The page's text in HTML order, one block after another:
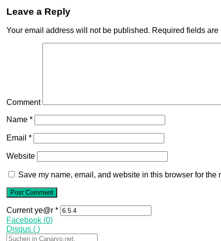
Leave a Reply
Your email address will not be published. Required fields
Comment
Name *
Email *
Website
Save my name, email, and website in this browser for the
Current ye@r *
Facebook (0)
Disqus ( )